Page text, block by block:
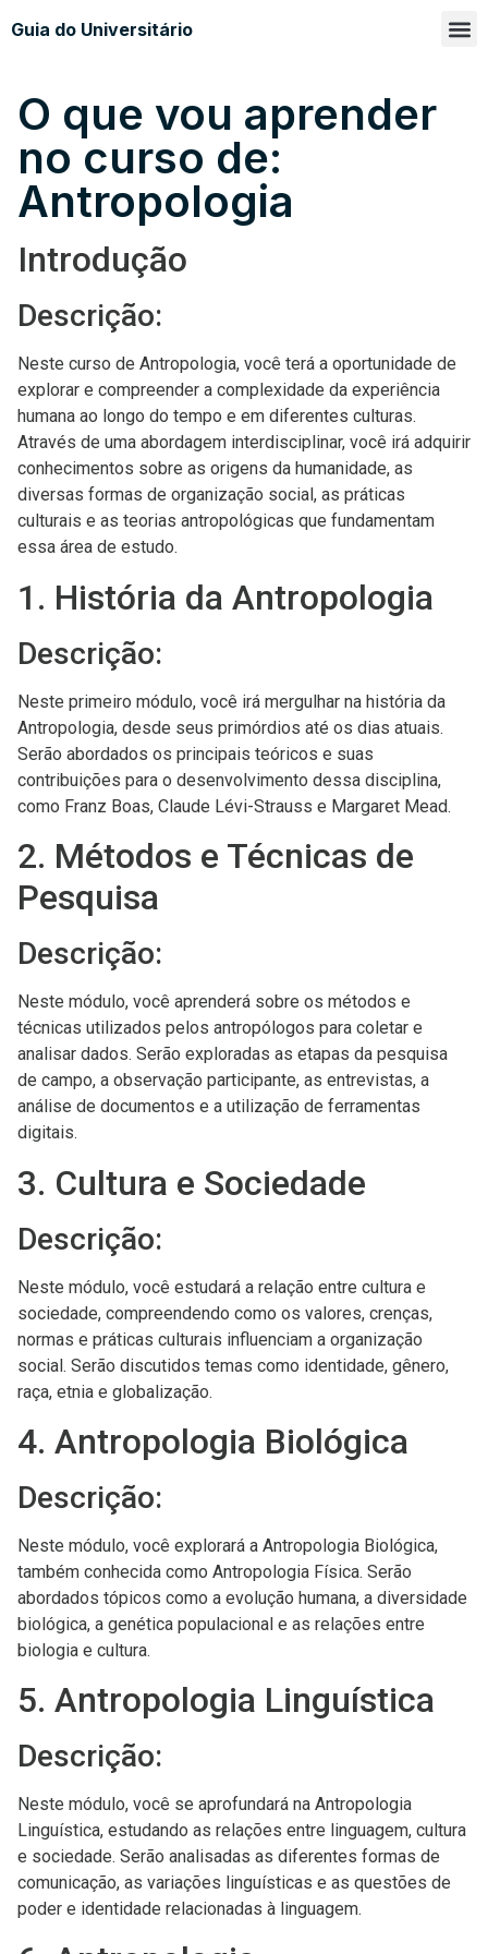
Guia do Universitário
O que vou aprender
no curso de:
Antropologia
Introdução
Descrição:
Neste curso de Antropologia, você terá a oportunidade de
explorar e compreender a complexidade da experiência
humana ao longo do tempo e em diferentes culturas.
Através de uma abordagem interdisciplinar, você irá adquirir
conhecimentos sobre as origens da humanidade, as
diversas formas de organização social, as práticas
culturais e as teorias antropológicas que fundamentam
essa área de estudo.
1. História da Antropologia
Descrição:
Neste primeiro módulo, você irá mergulhar na história da
Antropologia, desde seus primórdios até os dias atuais.
Serão abordados os principais teóricos e suas
contribuições para o desenvolvimento dessa disciplina,
como Franz Boas, Claude Lévi-Strauss e Margaret Mead.
2. Métodos e Técnicas de
Pesquisa
Descrição:
Neste módulo, você aprenderá sobre os métodos e
técnicas utilizados pelos antropólogos para coletar e
analisar dados. Serão exploradas as etapas da pesquisa
de campo, a observação participante, as entrevistas, a
análise de documentos e a utilização de ferramentas
digitais.
3. Cultura e Sociedade
Descrição:
Neste módulo, você estudará a relação entre cultura e
sociedade, compreendendo como os valores, crenças,
normas e práticas culturais influenciam a organização
social. Serão discutidos temas como identidade, gênero,
raça, etnia e globalização.
4. Antropologia Biológica
Descrição:
Neste módulo, você explorará a Antropologia Biológica,
também conhecida como Antropologia Física. Serão
abordados tópicos como a evolução humana, a diversidade
biológica, a genética populacional e as relações entre
biologia e cultura.
5. Antropologia Linguística
Descrição:
Neste módulo, você se aprofundará na Antropologia
Linguística, estudando as relações entre linguagem, cultura
e sociedade. Serão analisadas as diferentes formas de
comunicação, as variações linguísticas e as questões de
poder e identidade relacionadas à linguagem.